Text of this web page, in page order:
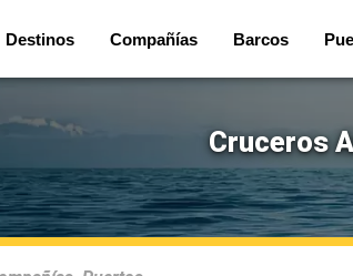
Destinos Compañías Barcos
Cruceros